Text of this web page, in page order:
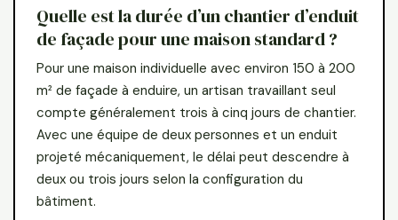
Quelle est la durée d’un chantier d’enduit
de façade pour une maison standard ?
Pour une maison individuelle avec environ 150 à 200
m² de façade à enduire, un artisan travaillant seul
compte généralement trois à cinq jours de chantier.
Avec une équipe de deux personnes et un enduit
projeté mécaniquement, le délai peut descendre à
deux ou trois jours selon la configuration du
bâtiment.